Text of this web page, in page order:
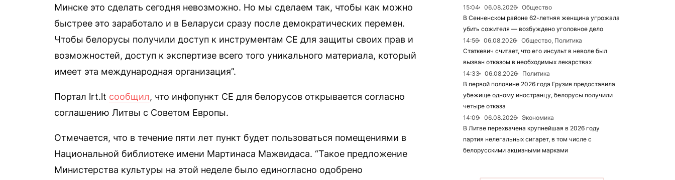
Минске это сделать сегодня невозможно. Но мы сделаем так, чтобы как можно
быстрее это заработало и в Беларуси сразу после демократических перемен.
Чтобы белорусы получили доступ к инструментам СЕ для защиты своих прав и
возможностей, доступ к экспертизе всего того уникального материала, который
имеет эта международная организация”.
Портал lrt.lt сообщил, что инфопункт СЕ для белорусов открывается согласно
соглашению Литвы с Советом Европы.
Отмечается, что в течение пяти лет пункт будет пользоваться помещениями в
Национальной библиотеке имени Мартинаса Мажвидаса. “Такое предложение
Министерства культуры на этой неделе было единогласно одобрено
15:04
06.08.2026
Общество
В Сенненском районе 62-летняя женщина угрожала
убить сожителя — возбуждено уголовное дело
14:56
06.08.2026
Общество, Политика
Статкевич считает, что его инсульт в неволе был
вызван отказом в необходимых лекарствах
14:33
06.08.2026
Политика
В первой половине 2026 года Грузия предоставила
убежище одному иностранцу, белорусы получили
четыре отказа
14:09
06.08.2026
Экономика
В Литве перехвачена крупнейшая в 2026 году
партия нелегальных сигарет, в том числе с
белорусскими акцизными марками